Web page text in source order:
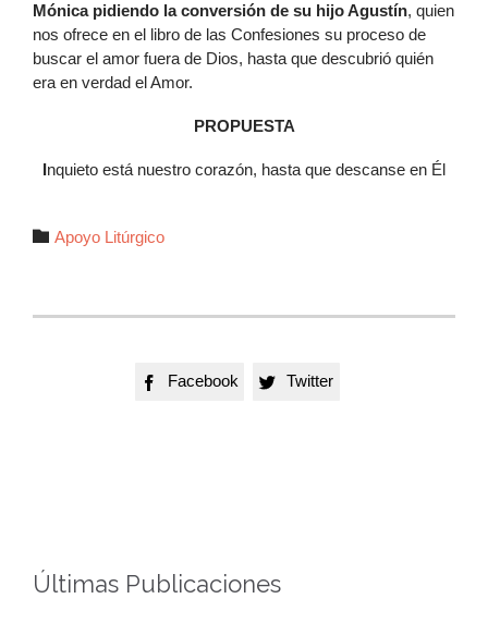
Mónica pidiendo la conversión de su hijo Agustín, quien
nos ofrece en el libro de las Confesiones su proceso de
buscar el amor fuera de Dios, hasta que descubrió quién
era en verdad el Amor.
PROPUESTA
Inquieto está nuestro corazón, hasta que descanse en Él
 Autor
Apoyo Litúrgico
 Facebook  Twitter
Últimas Publicaciones